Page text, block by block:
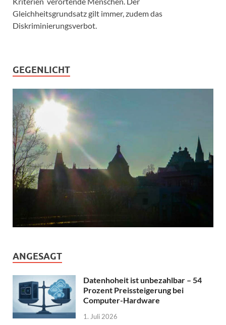
Gleichheitsgrundsatz gilt immer, zudem das
Diskriminierungsverbot.
GEGENLICHT
ANGESAGT
Datenhoheit ist unbezahlbar – 54
Prozent Preissteigerung bei
Computer-Hardware
1. Juli 2026